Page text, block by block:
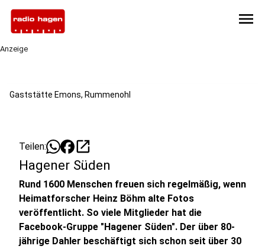
menu
Anzeige
Gaststätte Emons, Rummenohl
Teilen: open_in_new
Hagener Süden
Rund 1600 Menschen freuen sich regelmäßig, wenn
Heimatforscher Heinz Böhm alte Fotos
veröffentlicht. So viele Mitglieder hat die
Facebook-Gruppe "Hagener Süden". Der über 80-
jährige Dahler beschäftigt sich schon seit über 30